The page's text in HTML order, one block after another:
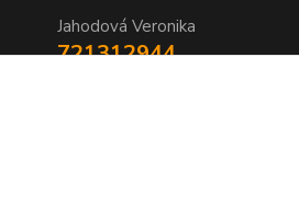
Jahodová Veronika
721312944